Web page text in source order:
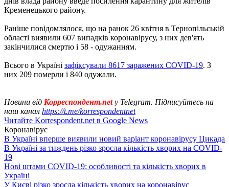
Кременецького району.
Раніше повідомлялося, що на ранок 26 квітня в Тернопільській
області виявили 607 випадків коронавірусу, з них дев'ять
закінчилися смертю і 58 - одужанням.
Всього в Україні зафіксували 8617 заражених COVID-19. З
них 209 померли і 840 одужали.
Новини від Корреспондент.netу Telegram. Підписуйтесь на
наш канал https://t.me/korrespondentnet
Читайте Korrespondent.net в Google News
Коронавірус
В Україні вперше виявили новий варіант коронавірусу Цикада
В Україні за тиждень різко зросла кількість хворих на COVID-
19
Нові штами COVID-19: особливості та кількість хворих в
Україні
У Києві різко зросла кількість хворих на коронавірус